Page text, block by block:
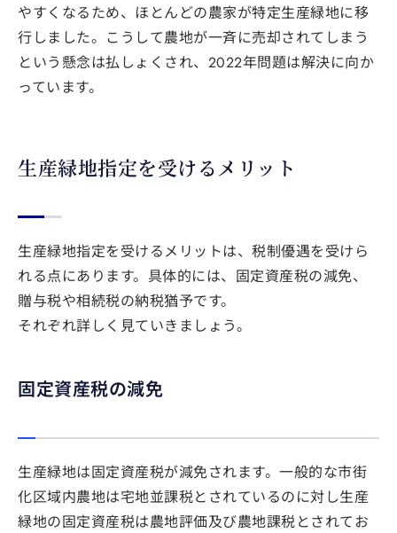
やすくなるため、ほとんどの農家が特定生産緑地に移
行しました。こうして農地が一斉に売却されてしまう
という懸念は払しょくされ、2022年問題は解決に向か
っています。
生産緑地指定を受けるメリット
生産緑地指定を受けるメリットは、税制優遇を受けら
れる点にあります。具体的には、固定資産税の減免、
贈与税や相続税の納税猶予です。
それぞれ詳しく見ていきましょう。
固定資産税の減免
生産緑地は固定資産税が減免されます。一般的な市街
化区域内農地は宅地並課税とされているのに対し生産
緑地の固定資産税は農地評価及び農地課税とされてお